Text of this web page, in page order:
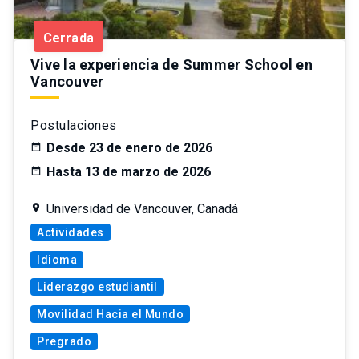
Cerrada
Vive la experiencia de Summer School en
Vancouver
Postulaciones
Desde 23 de enero de 2026
Hasta 13 de marzo de 2026
Universidad de Vancouver, Canadá
Actividades
Idioma
Liderazgo estudiantil
Movilidad Hacia el Mundo
Pregrado